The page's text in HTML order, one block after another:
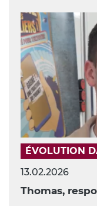
ÉVOLUTION
13.02.2026
Thomas,